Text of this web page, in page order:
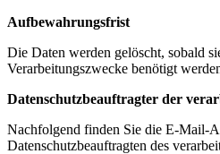
Aufbewahrungsfrist
Die Daten werden gelöscht, sobald
Verarbeitungszwecke benötigt
Datenschutzbeauftragter der
Nachfolgend finden Sie die E-Mail-
Datenschutzbeauftragten des